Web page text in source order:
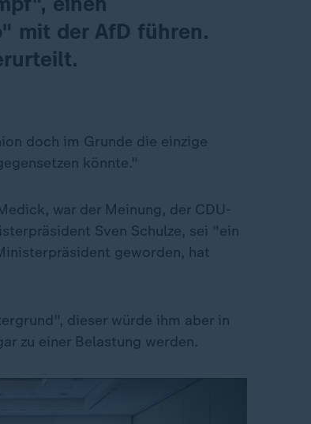
mit der AfD führen.
doch im Grunde die einzige
könnte."
war der Meinung, der CDU-
Sven Schulze, sei "ein
geworden, hat
dieser würde ihm aber in
zu einer Belastung werden.